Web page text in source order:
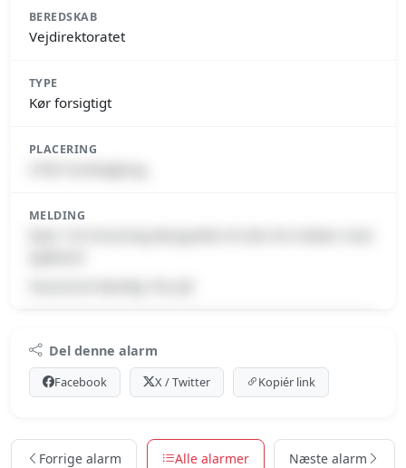
BEREDSKAB
Vejdirektoratet
TYPE
Kør forsigtigt
PLACERING
MELDING
Log ind med Premium for at se meldingen og kortet.
Se Premium-muligheder
Del denne alarm
Facebook X / Twitter Kopiér link
Forrige alarm Alle alarmer Næste alarm